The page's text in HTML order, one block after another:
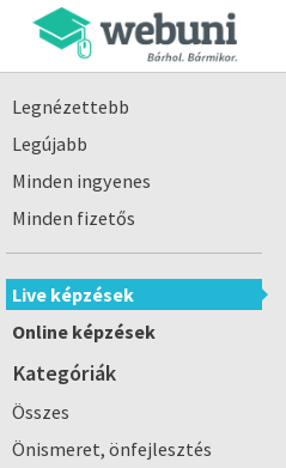
Legnézettebb
Legújabb
Minden ingyenes
Minden fizetős
Live képzések
Online képzések
Kategóriák
Összes
Önismeret, önfejlesztés